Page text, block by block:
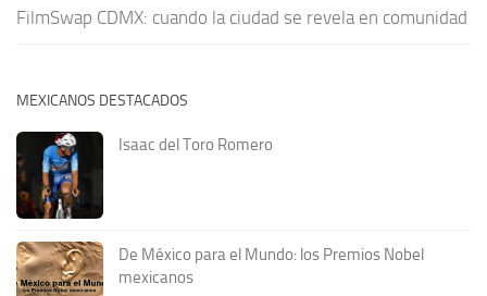
FilmSwap CDMX: cuando la ciudad se revela en comunidad
MEXICANOS DESTACADOS
Isaac del Toro Romero
De México para el Mundo: los Premios Nobel
mexicanos